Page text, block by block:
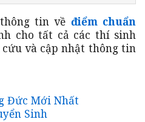
tin về điểm chuẩn
cho tất cả các thí sinh
và cập nhật thông tin
Đức Mới Nhất
Sinh